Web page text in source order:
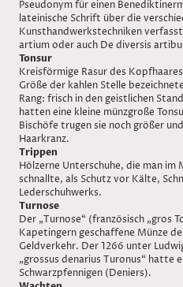
Pseudonym für einen
lateinische Schrift über die
Kunsthandwerkstechniken
artium oder auch De diversis
Tonsur
Kreisförmige Rasur des
Größe der kahlen Stelle
Rang: frisch in den geistlichen
hatten eine kleine münzgroße
Bischöfe trugen sie noch größer
Haarkranz.
Trippen
Hölzerne Unterschuhe, die man
schnallte, als Schutz vor Kälte,
Lederschuhwerks.
Turnose
Der „Turnose“ (französisch „gros
Kapetingern geschaffene Münze
Geldverkehr. Der 1266 unter
„grossus denarius Turonus“ hatte
Schwarzpfennigen (Deniers).